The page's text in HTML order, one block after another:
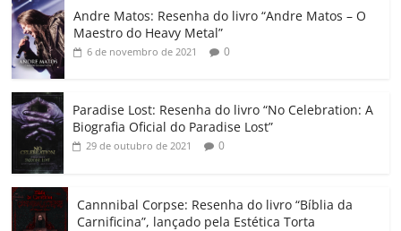
Andre Matos: Resenha do livro “Andre Matos – O
Maestro do Heavy Metal”
6 de novembro de 2021 0
Paradise Lost: Resenha do livro “No Celebration: A
Biografia Oficial do Paradise Lost”
29 de outubro de 2021 0
Cannnibal Corpse: Resenha do livro “Bíblia da
Carnificina”, lançado pela Estética Torta